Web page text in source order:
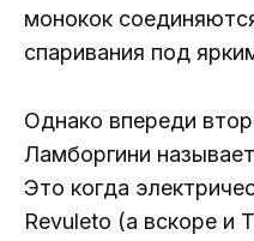
монокок
спаривания под
Однако впереди
Ламборгини
Это когда
Revuleto (а вскоре и